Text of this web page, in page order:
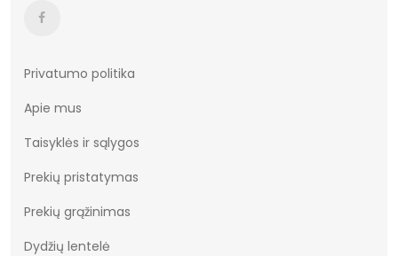
Batų aukštis
Kulno/platformos aukštis
Dominuojantis raštas
Užsegimas
Privatumo politika
Apie mus
Taisyklės ir sąlygos
Prekių pristatymas
Prekių grąžinimas
Dydžių lentelė